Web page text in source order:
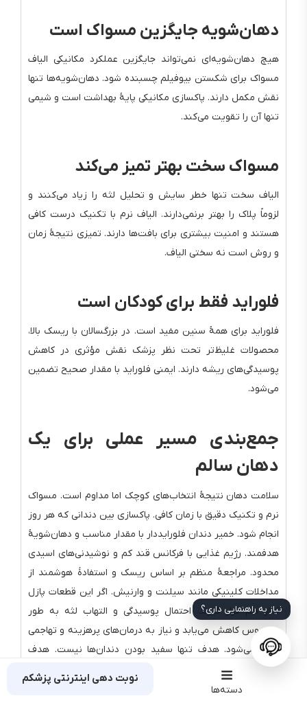
دسته‌ها
نوبت دهی اینترنتی پزشکم
دهان‌شویه جایگزین مسواک است
هیچ دهان‌شویه‌ای نمی‌تواند جایگزین عملکرد مکانیکی الیاف
مسواک برای شکستن بیوفیلم چسبنده شود. دهان‌شویه‌ها تنها
نقش مکمل دارند. پاکسازی مکانیکی پایهٔ بهداشت است و شیمی
تنها آن را تقویت می‌کند.
مسواک سخت بهتر تمیز می‌کند
الیاف سخت تنها خطر سایش و تحلیل لثه را زیاد می‌کنند و
لزوماً پلاک را بهتر برنمی‌دارند. الیاف نرم با تکنیک درست کافی
هستند و امنیت بیشتری برای بافت‌ها دارند. تمیزی نتیجهٔ زمان
و روش است نه سختی الیاف.
فلوراید فقط برای کودکان است
فلوراید برای همهٔ سنین مفید است. در بزرگسالان با ریسک بالا،
محصولات غلیظ‌تر تحت نظر پزشک نقش مؤثری در کاهش
پوسیدگی‌های ریشه دارند. ایمنی فلوراید با مقدار صحیح تضمین
می‌شود.
جمع‌بندی مسیر عملی برای یک
دهان سالم
سلامت دهان نتیجهٔ انتخاب‌های کوچک اما مداوم است. مسواک
نرم و تکنیک دقیق با زمان کافی. پاکسازی بین دندانی که هر روز
انجام شود. خمیر دندان فلورایددار با مقدار مناسب و دهان‌شویهٔ
هدفمند. رژیم غذایی با فرکانس قند کم و نوشیدنی‌های اسیدی
محدود. مراجعهٔ منظم بر اساس ریسک و استفادهٔ هوشمند از
مداخلات کلینیکی مانند سیلنت و وارنیش. اگر این قطعات پازل
کنار هم قرار گیرند، احتمال پوسیدگی و التهاب لثه به طور
محسوس کاهش می‌یابد و نیاز به درمان‌های پرهزینه و تهاجمی
کمتر می‌شود. هدف تنها سفید بودن دندان‌ها نیست. هدف
آرامش هنگام جویدن، نفس با بوی مطبوع، اعتماد به نفس
لبخند و سلامت کلی است که با دهانی سالم آغاز می‌شود.
نیاز به راهنمایی داری؟